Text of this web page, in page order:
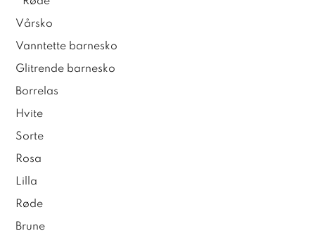
Vårsko
Vanntette barnesko
Glitrende barnesko
Borrelas
Hvite
Sorte
Rosa
Lilla
Røde
Brune